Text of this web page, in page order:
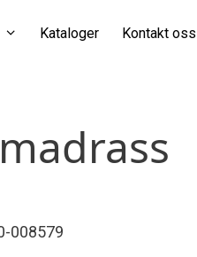
Kataloger Kontakt oss
008579